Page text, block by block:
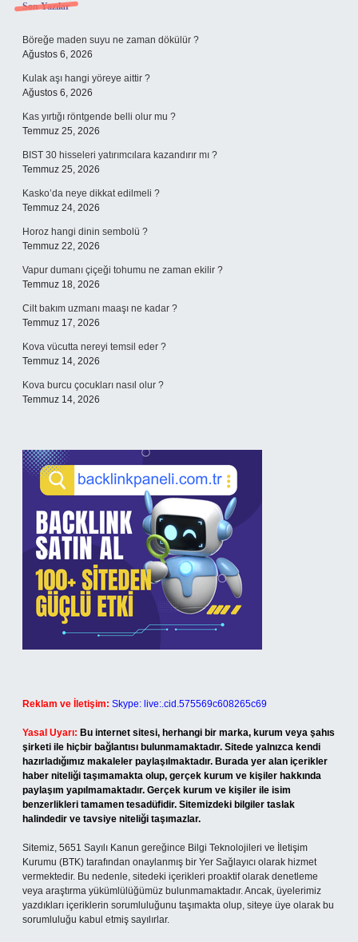
Sidebar
Son Yazılar
Böreğe maden suyu ne zaman dökülür ?
Ağustos 6, 2026
Kulak aşı hangi yöreye aittir ?
Ağustos 6, 2026
Kas yırtığı röntgende belli olur mu ?
Temmuz 25, 2026
BIST 30 hisseleri yatırımcılara kazandırır mı ?
Temmuz 25, 2026
Kasko’da neye dikkat edilmeli ?
Temmuz 24, 2026
Horoz hangi dinin sembolü ?
Temmuz 22, 2026
Vapur dumanı çiçeği tohumu ne zaman ekilir ?
Temmuz 18, 2026
Cilt bakım uzmanı maaşı ne kadar ?
Temmuz 17, 2026
Kova vücutta nereyi temsil eder ?
Temmuz 14, 2026
Kova burcu çocukları nasıl olur ?
Temmuz 14, 2026
Reklam ve İletişim: Skype: live:.cid.575569c608265c69
Yasal Uyarı: Bu internet sitesi, herhangi bir marka, kurum veya şahıs
şirketi ile hiçbir bağlantısı bulunmamaktadır. Sitede yalnızca kendi
hazırladığımız makaleler paylaşılmaktadır. Burada yer alan içerikler
haber niteliği taşımamakta olup, gerçek kurum ve kişiler hakkında
paylaşım yapılmamaktadır. Gerçek kurum ve kişiler ile isim
benzerlikleri tamamen tesadüfidir. Sitemizdeki bilgiler taslak
halindedir ve tavsiye niteliği taşımazlar.
Sitemiz, 5651 Sayılı Kanun gereğince Bilgi Teknolojileri ve İletişim
Kurumu (BTK) tarafından onaylanmış bir Yer Sağlayıcı olarak hizmet
vermektedir. Bu nedenle, sitedeki içerikleri proaktif olarak denetleme
veya araştırma yükümlülüğümüz bulunmamaktadır. Ancak, üyelerimiz
yazdıkları içeriklerin sorumluluğunu taşımakta olup, siteye üye olarak bu
sorumluluğu kabul etmiş sayılırlar.